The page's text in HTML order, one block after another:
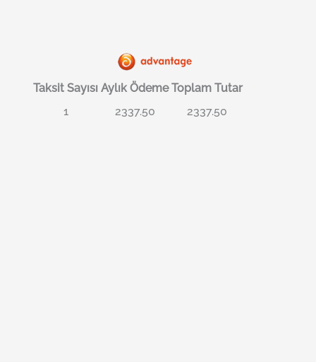
Taksit Sayısı Aylık Ödeme Toplam Tutar
1
2337.50 2337.50